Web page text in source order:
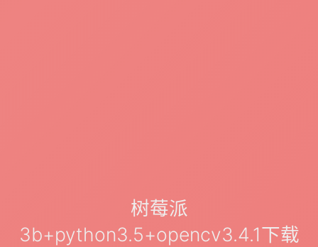
树莓派
3b+python3.5+opencv3.4.1下载